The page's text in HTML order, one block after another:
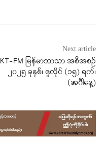
Next article
KT-FM မြန်မာဘာသာ အစီအစဉ်
၂၀၂၅ ခုနှစ်၊ ဇူလိုင် (၁၅) ရက်၊
(အင်္ဂါနေ့)